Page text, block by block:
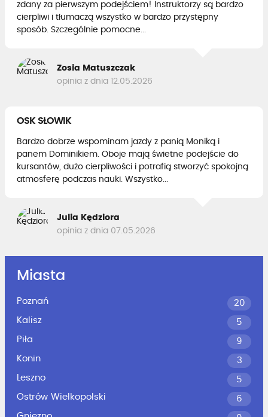
zdany za pierwszym podejściem! Instruktorzy są bardzo
cierpliwi i tłumaczą wszystko w bardzo przystępny
sposób. Szczególnie pomocne...
Zosia Matuszczak
opinia z dnia 12.05.2026
OSK SŁOWIK
Bardzo dobrze wspominam jazdy z panią Moniką i
panem Dominikiem. Oboje mają świetne podejście do
kursantów, dużo cierpliwości i potrafią stworzyć spokojną
atmosferę podczas nauki. Wszystko...
Julia Kędziora
opinia z dnia 07.05.2026
Miasta
Poznań
20
Kalisz
5
Piła
9
Konin
3
Leszno
5
Ostrów Wielkopolski
6